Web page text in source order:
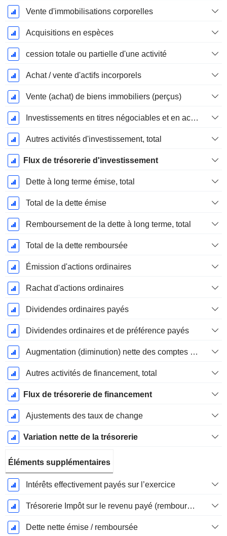
Vente d'immobilisations corporelles
Acquisitions en espèces
cession totale ou partielle d'une activité
Achat / vente d'actifs incorporels
Vente (achat) de biens immobiliers (perçus)
Investissements en titres négociables et en actions, total
Autres activités d'investissement, total
Flux de trésorerie d'investissement
Dette à long terme émise, total
Total de la dette émise
Remboursement de la dette à long terme, total
Total de la dette remboursée
Émission d'actions ordinaires
Rachat d'actions ordinaires
Dividendes ordinaires payés
Dividendes ordinaires et de préférence payés
Augmentation (diminution) nette des comptes de dépôt - (CF)
Autres activités de financement, total
Flux de trésorerie de financement
Ajustements des taux de change
Variation nette de la trésorerie
Éléments supplémentaires
Intérêts effectivement payés sur l’exercice
Trésorerie Impôt sur le revenu payé (remboursement)Impôt effectivement payé (remboursé) sur l’exercice
Dette nette émise / remboursée